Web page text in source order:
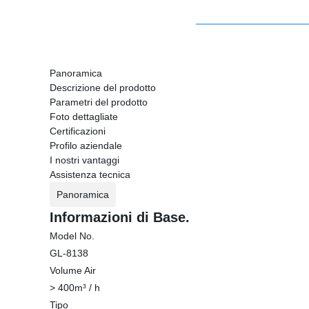
Panoramica
Descrizione del prodotto
Parametri del prodotto
Foto dettagliate
Certificazioni
Profilo aziendale
I nostri vantaggi
Assistenza tecnica
Panoramica
Informazioni di Base.
Model No.
GL-8138
Volume Air
> 400m³ / h
Tipo